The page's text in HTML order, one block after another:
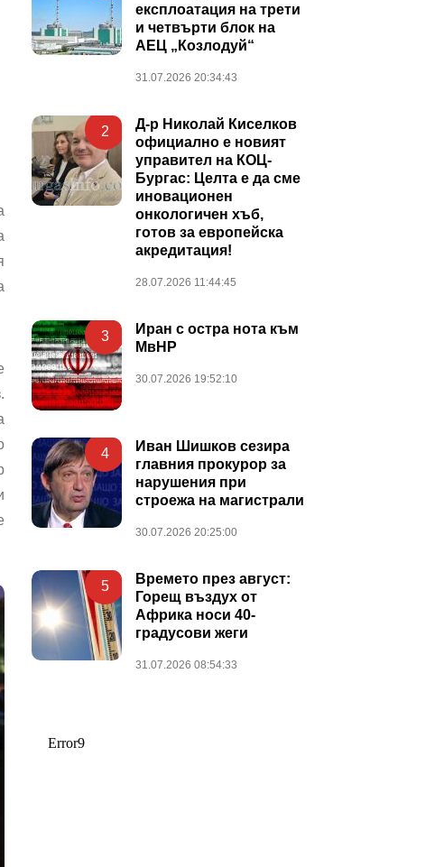
експлоатация на трети
и четвърти блок на
АЕЦ „Козлодуй“
31.07.2026 20:34:43
2
Д-р Николай Киселков
официално е новият
управител на КОЦ-
Бургас: Целта е да сме
иновационен
онкологичен хъб,
готов за европейска
акредитация!
28.07.2026 11:44:45
3
Иран с остра нота към
МвНР
30.07.2026 19:52:10
4
Иван Шишков сезира
главния прокурор за
нарушения при
строежа на магистрали
30.07.2026 20:25:00
5
Времето през август:
Горещ въздух от
Африка носи 40-
градусови жеги
31.07.2026 08:54:33